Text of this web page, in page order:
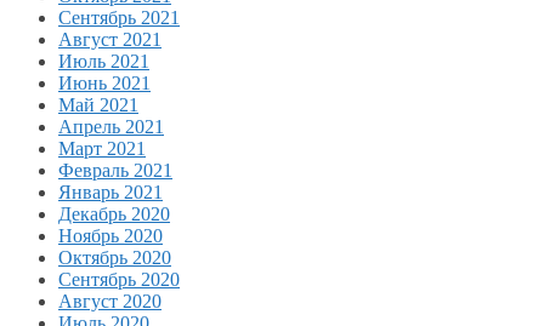
Сентябрь 2021
Август 2021
Июль 2021
Июнь 2021
Май 2021
Апрель 2021
Март 2021
Февраль 2021
Январь 2021
Декабрь 2020
Ноябрь 2020
Октябрь 2020
Сентябрь 2020
Август 2020